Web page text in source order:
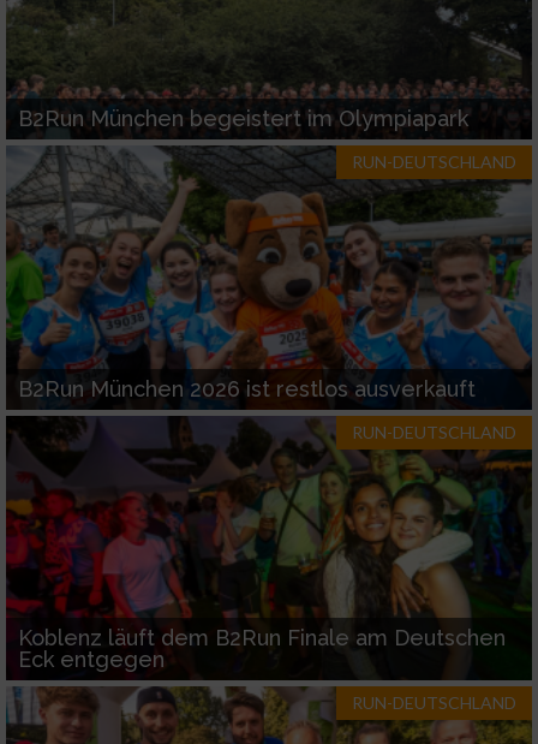
B2Run München begeistert im Olympiapark
RUN-DEUTSCHLAND
B2Run München 2026 ist restlos ausverkauft
RUN-DEUTSCHLAND
Koblenz läuft dem B2Run Finale am Deutschen
Eck entgegen
RUN-DEUTSCHLAND
Werbung